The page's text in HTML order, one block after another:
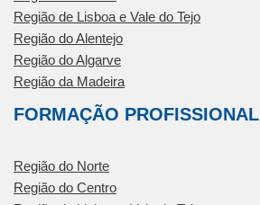
Região de Lisboa e Vale do Tejo
Região do Alentejo
Região do Algarve
Região da Madeira
FORMAÇÃO PROFISSIONAL
Região do Norte
Região do Centro